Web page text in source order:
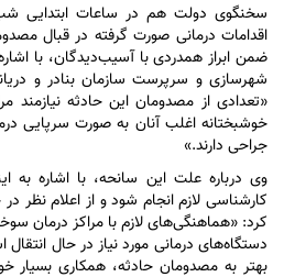
سخنگوی دولت هم در ساعات ابتدایی
اقدامات درمانی صورت گرفته در قبال
ضمن ابراز همدردی با آسیب‌دیدگان، با
شهرسازی و سرپرست سازمان بنادر و
«تعدادی از مصدومان این حادثه نیازمند
جراحی دارند.»
وی درباره علت این سانحه، با اشاره به
کارشناسی لازم انجام شود و از اعلام نظر
کرد: «هماهنگی‌های لازم با مراکز درمان
دستگاه‌های درمانی مورد نیاز در حال
بهتر به مصدومان حادثه، همکاری بسیار